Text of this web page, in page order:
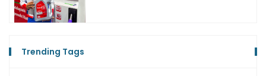
Trending Tags